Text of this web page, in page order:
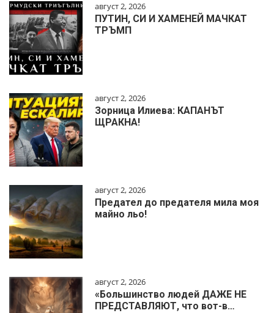
август 2, 2026
ПУТИН, СИ И ХАМЕНЕЙ МАЧКАТ
ТРЪМП
август 2, 2026
Зорница Илиева: КАПАНЪТ
ЩРАКНА!
август 2, 2026
Предател до предателя мила моя
майно льо!
август 2, 2026
«Большинство людей ДАЖЕ НЕ
ПРЕДСТАВЛЯЮТ, что вот-в…